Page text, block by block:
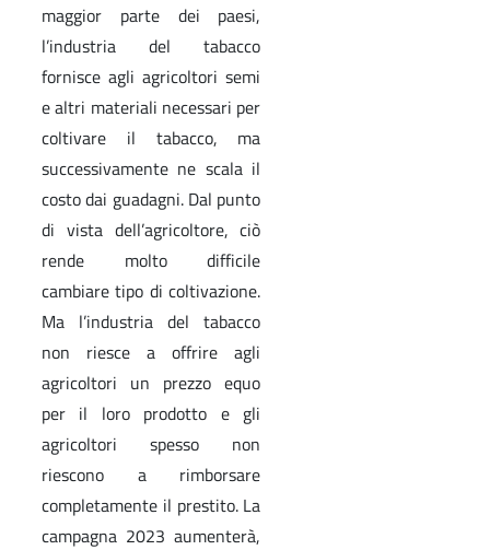
maggior parte dei paesi,
l’industria del tabacco
fornisce agli agricoltori semi
e altri materiali necessari per
coltivare il tabacco, ma
successivamente ne scala il
costo dai guadagni. Dal punto
di vista dell’agricoltore, ciò
rende molto difficile
cambiare tipo di coltivazione.
Ma l’industria del tabacco
non riesce a offrire agli
agricoltori un prezzo equo
per il loro prodotto e gli
agricoltori spesso non
riescono a rimborsare
completamente il prestito. La
campagna 2023 aumenterà,